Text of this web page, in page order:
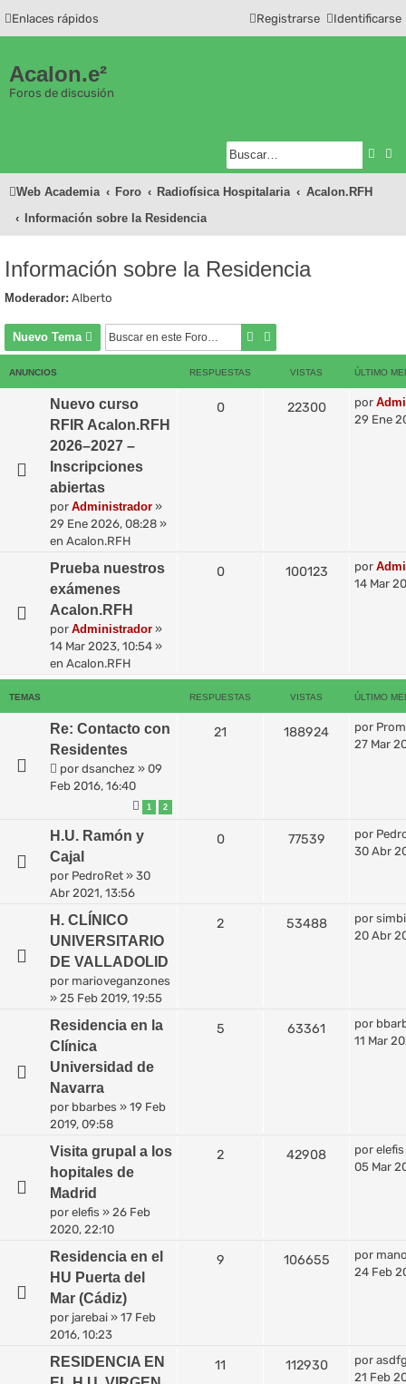
Enlaces rápidos Identificarse
Registrarse
Acalon.e²
Foros de discusión
Web Academia Foro Radiofísica Hospitalaria
Acalon.RFH
Información sobre la Residencia
Información sobre la Residencia
Moderador: Alberto
Nuevo Tema Buscar
ANUNCIOS RESPUESTAS VISTAS ÚLTIMO
Nuevo curso
RFIR Acalon.RFH
2026–2027 –
Inscripciones
abiertas
por Administrador »
29 Ene 2026, 08:28 »
en Acalon.RFH
0 22300 por
29 Ene
Prueba nuestros
exámenes
Acalon.RFH
por Administrador »
14 Mar 2023, 10:54 »
en Acalon.RFH
0 100123 por
14 Mar
TEMAS RESPUESTAS VISTAS ÚLTIMO
Re: Contacto con
Residentes
por dsanchez » 09
Feb 2016, 16:40
1 2
21 188924 por
27 Mar
H.U. Ramón y
Cajal
por PedroRet » 30
Abr 2021, 13:56
0 77539 por
30 Abr
H. CLÍNICO
UNIVERSITARIO
DE VALLADOLID
por marioveganzones
» 25 Feb 2019, 19:55
2 53488 por
20 Abr
Residencia en la
Clínica
Universidad de
Navarra
por bbarbes » 19 Feb
2019, 09:58
5 63361 por
11 Mar
Visita grupal a los
hopitales de
Madrid
por elefis » 26 Feb
2020, 22:10
2 42908 por elefis
05 Mar
Residencia en el
HU Puerta del
Mar (Cádiz)
por jarebai » 17 Feb
2016, 10:23
9 106655 por
24 Feb
RESIDENCIA EN
11 112930 por
21 Feb